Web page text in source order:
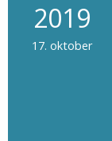
2019
17. oktober